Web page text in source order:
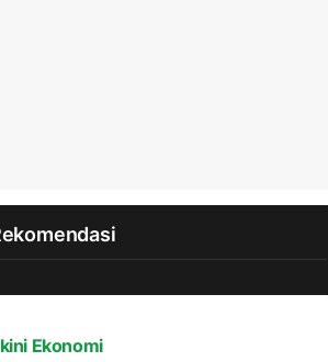
Ekonomi